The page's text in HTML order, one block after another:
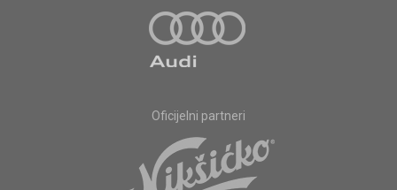
Oficijelni partneri